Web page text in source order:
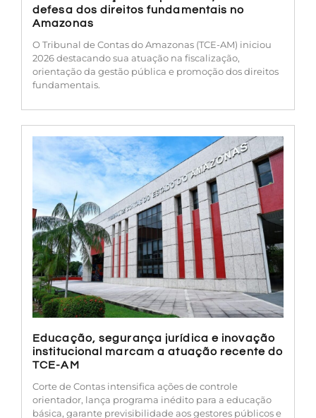
defesa dos direitos fundamentais no
Amazonas
O Tribunal de Contas do Amazonas (TCE-AM) iniciou
2026 destacando sua atuação na fiscalização,
orientação da gestão pública e promoção dos direitos
fundamentais.
Educação, segurança jurídica e inovação
institucional marcam a atuação recente do
TCE-AM
Corte de Contas intensifica ações de controle
orientador, lança programa inédito para a educação
básica, garante previsibilidade aos gestores públicos e